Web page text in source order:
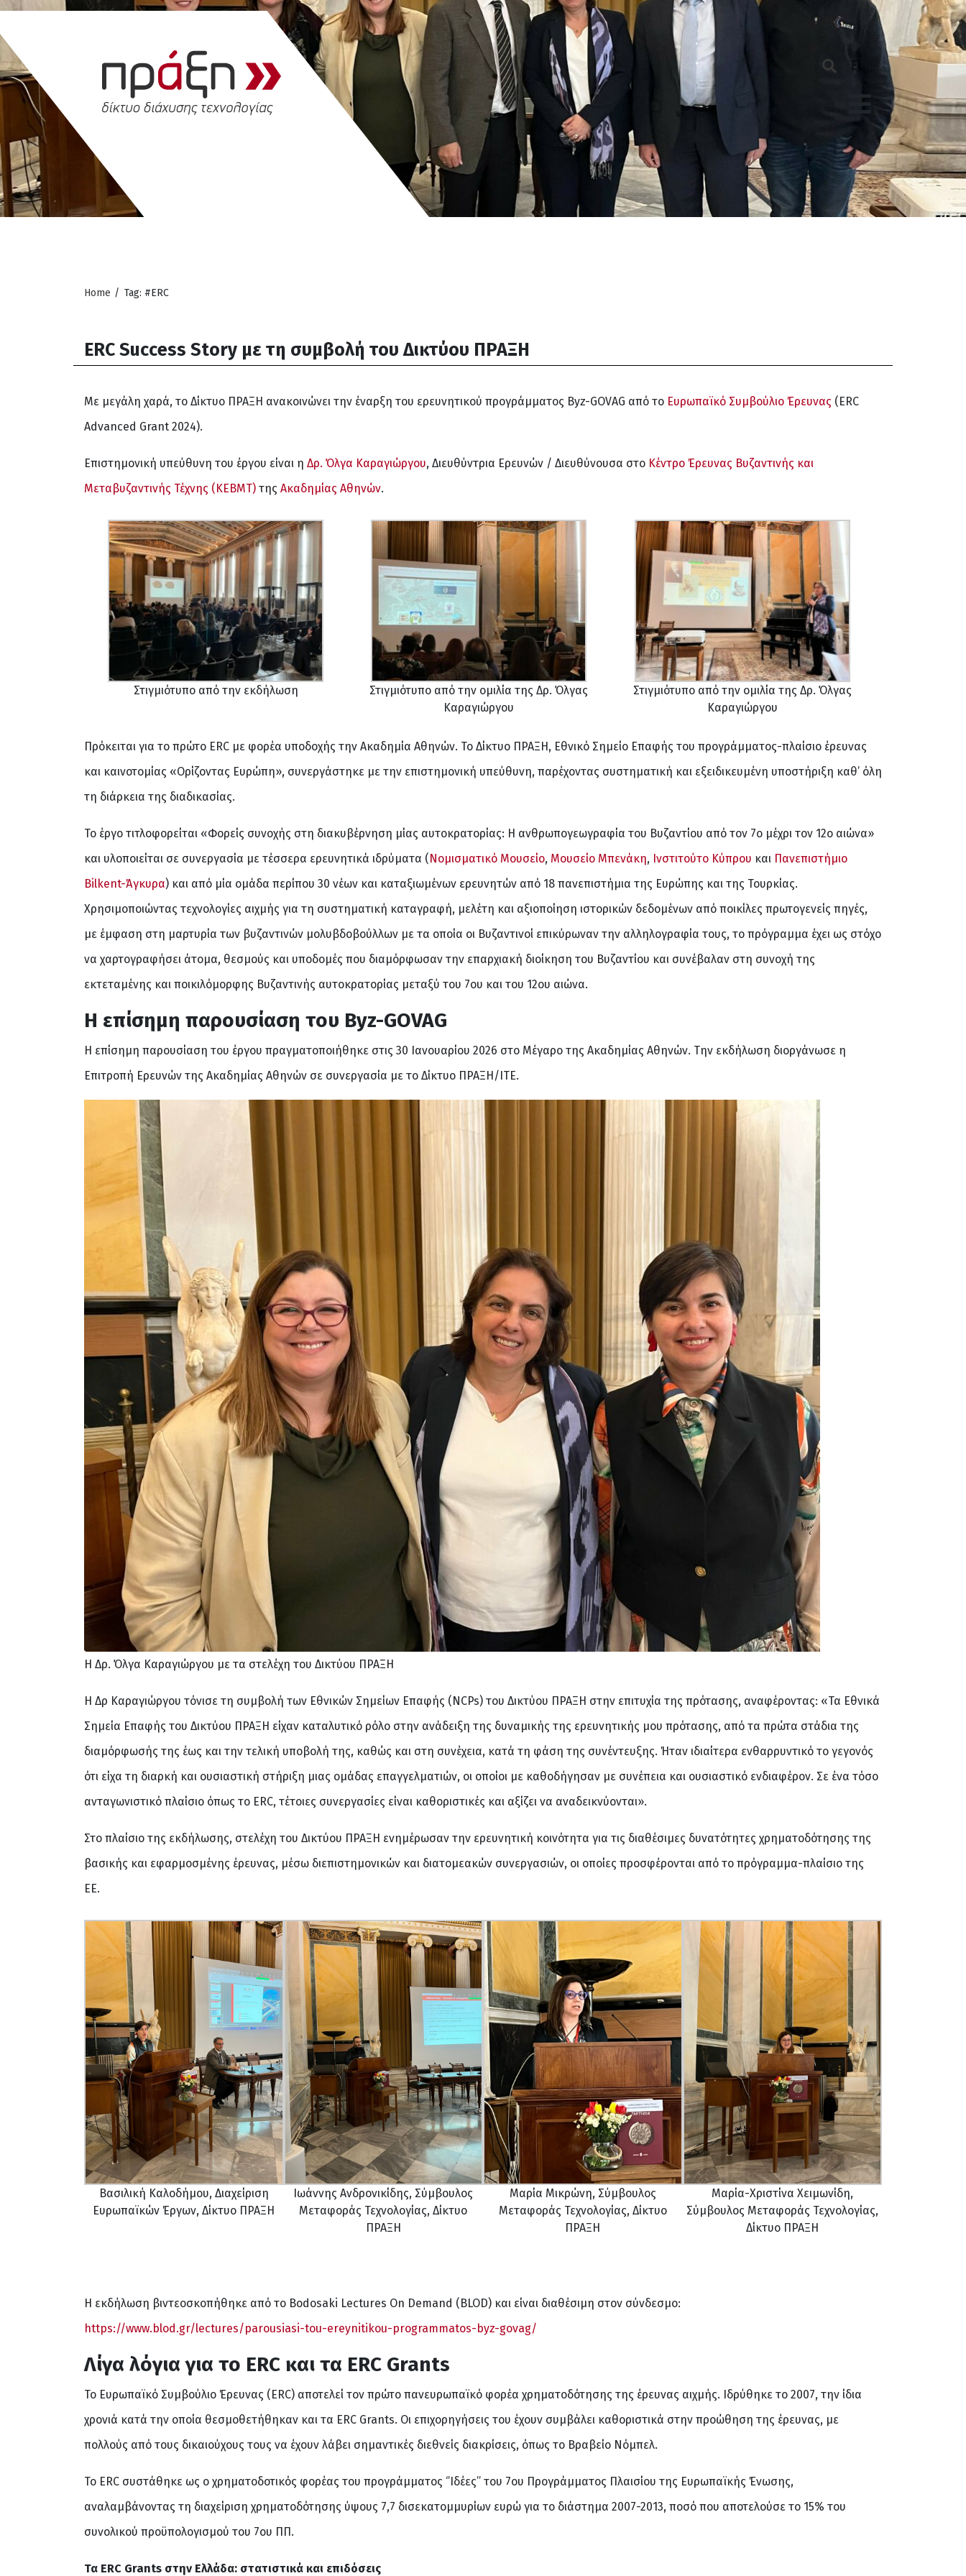
Home / Tag: #ERC
ERC Success Story με τη συμβολή του Δικτύου ΠΡΑΞΗ
Με μεγάλη χαρά, το Δίκτυο ΠΡΑΞΗ ανακοινώνει την έναρξη του ερευνητικού προγράμματος Byz-GOVAG από το Ευρωπαϊκό Συμβούλιο Έρευνας (ERC
Advanced Grant 2024).
Επιστημονική υπεύθυνη του έργου είναι η Δρ. Όλγα Καραγιώργου, Διευθύντρια Ερευνών / Διευθύνουσα στο Κέντρο Έρευνας Βυζαντινής και
Μεταβυζαντινής Τέχνης (ΚΕΒΜΤ) της Ακαδημίας Αθηνών.
Στιγμιότυπο από την εκδήλωση
Στιγμιότυπο από την ομιλία της Δρ. Όλγας
Καραγιώργου
Στιγμιότυπο από την ομιλία της Δρ. Όλγας
Καραγιώργου
Πρόκειται για το πρώτο ERC με φορέα υποδοχής την Ακαδημία Αθηνών. Το Δίκτυο ΠΡΑΞΗ, Εθνικό Σημείο Επαφής του προγράμματος-πλαίσιο έρευνας
και καινοτομίας «Ορίζοντας Ευρώπη», συνεργάστηκε με την επιστημονική υπεύθυνη, παρέχοντας συστηματική και εξειδικευμένη υποστήριξη καθ’ όλη
τη διάρκεια της διαδικασίας.
Το έργο τιτλοφορείται «Φορείς συνοχής στη διακυβέρνηση μίας αυτοκρατορίας: Η ανθρωπογεωγραφία του Βυζαντίου από τον 7ο μέχρι τον 12ο αιώνα»
και υλοποιείται σε συνεργασία με τέσσερα ερευνητικά ιδρύματα (Νομισματικό Μουσείο, Μουσείο Μπενάκη, Ινστιτούτο Κύπρου και Πανεπιστήμιο
Bilkent-Άγκυρα) και από μία ομάδα περίπου 30 νέων και καταξιωμένων ερευνητών από 18 πανεπιστήμια της Ευρώπης και της Τουρκίας.
Χρησιμοποιώντας τεχνολογίες αιχμής για τη συστηματική καταγραφή, μελέτη και αξιοποίηση ιστορικών δεδομένων από ποικίλες πρωτογενείς πηγές,
με έμφαση στη μαρτυρία των βυζαντινών μολυβδοβούλλων με τα οποία οι Βυζαντινοί επικύρωναν την αλληλογραφία τους, το πρόγραμμα έχει ως στόχο
να χαρτογραφήσει άτομα, θεσμούς και υποδομές που διαμόρφωσαν την επαρχιακή διοίκηση του Βυζαντίου και συνέβαλαν στη συνοχή της
εκτεταμένης και ποικιλόμορφης Βυζαντινής αυτοκρατορίας μεταξύ του 7ου και του 12ου αιώνα.
Η επίσημη παρουσίαση του Byz-GOVAG
Η επίσημη παρουσίαση του έργου πραγματοποιήθηκε στις 30 Ιανουαρίου 2026 στο Μέγαρο της Ακαδημίας Αθηνών. Την εκδήλωση διοργάνωσε η
Επιτροπή Ερευνών της Ακαδημίας Αθηνών σε συνεργασία με το Δίκτυο ΠΡΑΞΗ/ΙΤΕ.
Η Δρ. Όλγα Καραγιώργου με τα στελέχη του Δικτύου ΠΡΑΞΗ
Η Δρ Καραγιώργου τόνισε τη συμβολή των Εθνικών Σημείων Επαφής (NCPs) του Δικτύου ΠΡΑΞΗ στην επιτυχία της πρότασης, αναφέροντας: «Τα Εθνικά
Σημεία Επαφής του Δικτύου ΠΡΑΞΗ είχαν καταλυτικό ρόλο στην ανάδειξη της δυναμικής της ερευνητικής μου πρότασης, από τα πρώτα στάδια της
διαμόρφωσής της έως και την τελική υποβολή της, καθώς και στη συνέχεια, κατά τη φάση της συνέντευξης. Ήταν ιδιαίτερα ενθαρρυντικό το γεγονός
ότι είχα τη διαρκή και ουσιαστική στήριξη μιας ομάδας επαγγελματιών, οι οποίοι με καθοδήγησαν με συνέπεια και ουσιαστικό ενδιαφέρον. Σε ένα τόσο
ανταγωνιστικό πλαίσιο όπως το ERC, τέτοιες συνεργασίες είναι καθοριστικές και αξίζει να αναδεικνύονται».
Στο πλαίσιο της εκδήλωσης, στελέχη του Δικτύου ΠΡΑΞΗ ενημέρωσαν την ερευνητική κοινότητα για τις διαθέσιμες δυνατότητες χρηματοδότησης της
βασικής και εφαρμοσμένης έρευνας, μέσω διεπιστημονικών και διατομεακών συνεργασιών, οι οποίες προσφέρονται από το πρόγραμμα-πλαίσιο της
ΕΕ.
Βασιλική Καλοδήμου, Διαχείριση
Ευρωπαϊκών Έργων, Δίκτυο ΠΡΑΞΗ
Ιωάννης Ανδρονικίδης, Σύμβουλος
Μεταφοράς Τεχνολογίας, Δίκτυο
ΠΡΑΞΗ
Μαρία Μικρώνη, Σύμβουλος
Μεταφοράς Τεχνολογίας, Δίκτυο
ΠΡΑΞΗ
Μαρία-Χριστίνα Χειμωνίδη,
Σύμβουλος Μεταφοράς Τεχνολογίας,
Δίκτυο ΠΡΑΞΗ
Η εκδήλωση βιντεοσκοπήθηκε από το Bodosaki Lectures On Demand (BLOD) και είναι διαθέσιμη στον σύνδεσμο:
https://www.blod.gr/lectures/parousiasi-tou-ereynitikou-programmatos-byz-govag/
Λίγα λόγια για το ERC και τα ERC Grants
Το Ευρωπαϊκό Συμβούλιο Έρευνας (ERC) αποτελεί τον πρώτο πανευρωπαϊκό φορέα χρηματοδότησης της έρευνας αιχμής. Ιδρύθηκε το 2007, την ίδια
χρονιά κατά την οποία θεσμοθετήθηκαν και τα ERC Grants. Οι επιχορηγήσεις του έχουν συμβάλει καθοριστικά στην προώθηση της έρευνας, με
πολλούς από τους δικαιούχους τους να έχουν λάβει σημαντικές διεθνείς διακρίσεις, όπως το Βραβείο Νόμπελ.
Το ERC συστάθηκε ως ο χρηματοδοτικός φορέας του προγράμματος ‘’Ιδέες’’ του 7ου Προγράμματος Πλαισίου της Ευρωπαϊκής Ένωσης,
αναλαμβάνοντας τη διαχείριση χρηματοδότησης ύψους 7,7 δισεκατομμυρίων ευρώ για το διάστημα 2007-2013, ποσό που αποτελούσε το 15% του
συνολικού προϋπολογισμού του 7ου ΠΠ.
Τα ERC Grants στην Ελλάδα: στατιστικά και επιδόσεις